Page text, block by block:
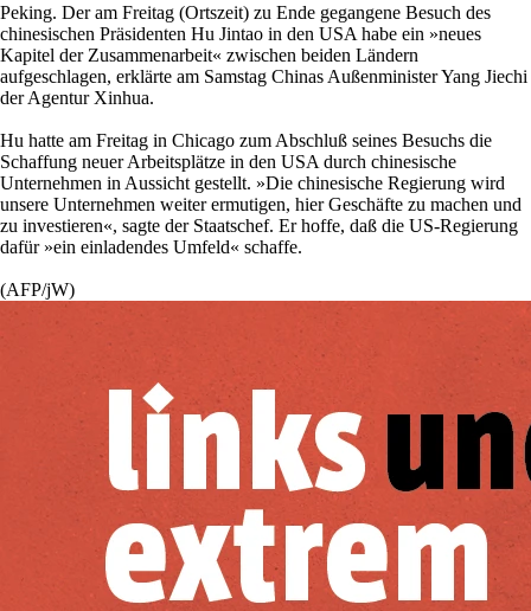
Peking. Der am Freitag (Ortszeit) zu Ende gegangene Besuch des
chinesischen Präsidenten Hu Jintao in den USA habe ein »neues
Kapitel der Zusammenarbeit« zwischen beiden Ländern
aufgeschlagen, erklärte am Samstag Chinas Außenminister Yang Jiechi
der Agentur Xinhua.
Hu hatte am Freitag in Chicago zum Abschluß seines Besuchs die
Schaffung neuer Arbeitsplätze in den USA durch chinesische
Unternehmen in Aussicht gestellt. »Die chinesische Regierung wird
unsere Unternehmen weiter ermutigen, hier Geschäfte zu machen und
zu investieren«, sagte der Staatschef. Er hoffe, daß die US-Regierung
dafür »ein einladendes Umfeld« schaffe.
(AFP/jW)